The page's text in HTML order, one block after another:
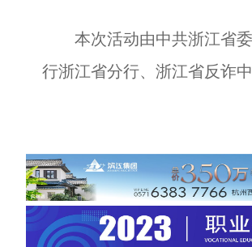
本次活动由中共浙江省委
行浙江省分行、浙江省反诈